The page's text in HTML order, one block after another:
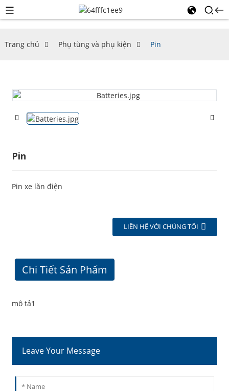
Trang chủ Phụ tùng và phụ kiện Pin
Pin
Pin xe lăn điện
LIÊN HỆ VỚI CHÚNG TÔI
Chi Tiết Sản Phẩm
mô tả1
Leave Your Message